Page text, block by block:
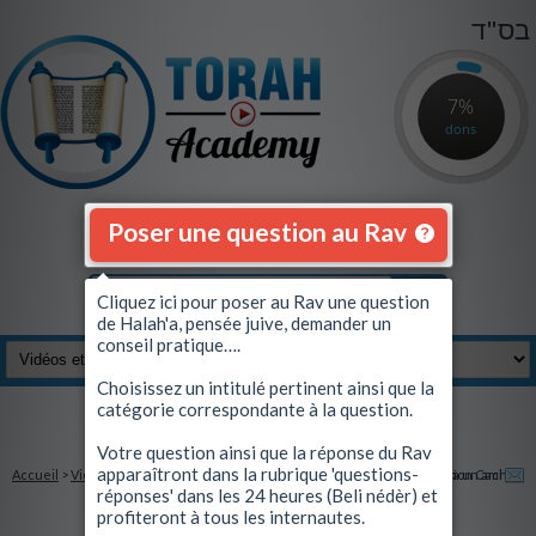
7%
dons
Se connecter|S'inscrire
בס"ד
Poser une question au Rav
Accueil >Vidéos et Quiz> Scandale: Des milliers de Téfilin sont avérés non Cacher
Envoyez à un ami
Cliquez ici pour poser au Rav une question
de Halah'a, pensée juive, demander un
conseil pratique….
Choisissez un intitulé pertinent ainsi que la
catégorie correspondante à la question.
Votre question ainsi que la réponse du Rav
apparaîtront dans la rubrique 'questions-
réponses' dans les 24 heures (Beli nédèr) et
profiteront à tous les internautes.